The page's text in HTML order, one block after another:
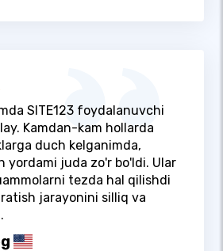
SITE123 foydalanuvchi
Kamdan-kam hollarda
duch kelganimda,
yordami juda zo'r bo'ldi. Ular
tezda hal qilishdi
jarayonini silliq va